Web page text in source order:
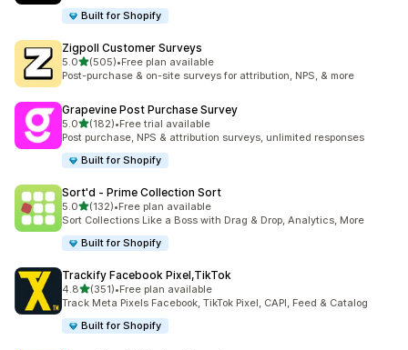
Built for Shopify
Zigpoll Customer Surveys
5.05つ星中
(505)
合計レビュー数：505件
•Free plan available
Post-purchase & on-site surveys for attribution, NPS, & more
Grapevine Post Purchase Survey
5.05つ星中
(182)
合計レビュー数：182件
•Free trial available
Post purchase, NPS & attribution surveys, unlimited responses
Built for Shopify
Sort'd ‑ Prime Collection Sort
5.05つ星中
(132)
合計レビュー数：132件
•Free plan available
Sort Collections Like a Boss with Drag & Drop, Analytics, More
Built for Shopify
Trackify Facebook Pixel,TikTok
4.85つ星中
(351)
合計レビュー数：351件
•Free plan available
Track Meta Pixels Facebook, TikTok Pixel, CAPI, Feed & Catalog
Built for Shopify